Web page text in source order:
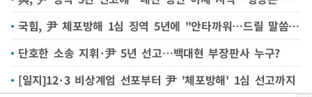
국힘, 尹 체포방해 1심 징역 5년에 "안타까워…드릴 말씀 없다"
단호한 소송 지휘·尹 5년 선고…백대현 부장판사 누구?
[일지]12·3 비상계엄 선포부터 尹 '체포방해' 1심 선고까지